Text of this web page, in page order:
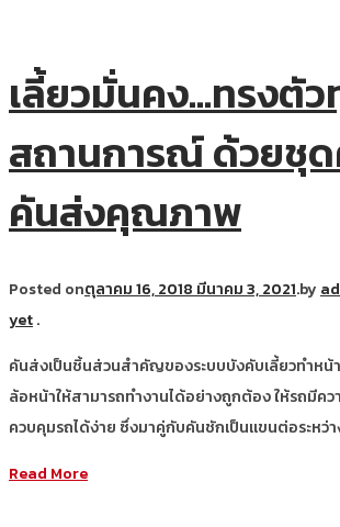
เลี้ยวมั่นคง…ทรงตั
สถานการณ์ ด้วยชุ
คันส่งคุณภาพ
Posted onตุลาคม 16, 2018 มีนาคม 3, 2021.by
yet.
คันส่งเป็นชิ้นส่วนสำคัญของระบบบังคับเลี้ยวทำหน้
ล้อหน้าให้สามารถทำงานได้อย่างถูกต้อง ให้รถมีคว
ควบคุมรถได้ง่าย ซึ่งมาคู่กับคันชักเป็นแขนต่อระหว่
Read More